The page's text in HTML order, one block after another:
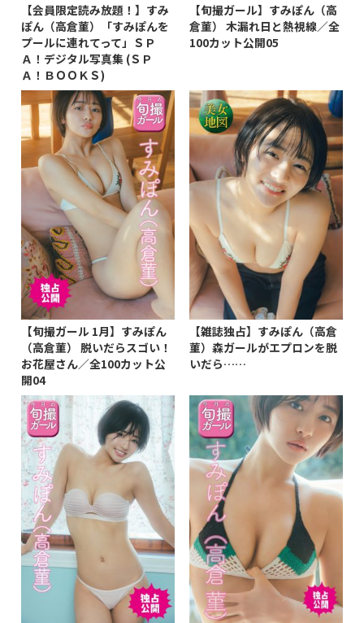
【会員限定読み放題！】すみ
ぽん（高倉菫）「すみぽんを
プールに連れてって」ＳＰ
Ａ！デジタル写真集 (ＳＰ
Ａ！ＢＯＯＫＳ)
【旬撮ガール】すみぽん（高
倉菫） 木漏れ日と熱視線／全
100カット公開05
【旬撮ガール 1月】すみぽん
（高倉菫） 脱いだらスゴい！
お花屋さん／全100カット公
開04
【雑誌独占】すみぽん（高倉
菫）森ガールがエプロンを脱
いだら……